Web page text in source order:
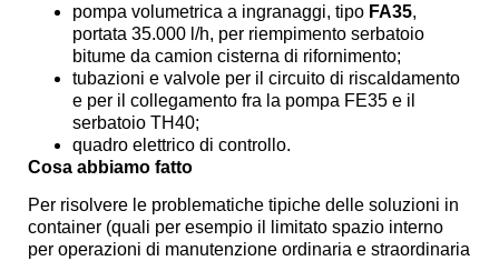
pompa volumetrica a ingranaggi, tipo FA35,
portata 35.000 l/h, per riempimento serbatoio
bitume da camion cisterna di rifornimento;
tubazioni e valvole per il circuito di riscaldamento
e per il collegamento fra la pompa FE35 e il
serbatoio TH40;
quadro elettrico di controllo.
Cosa abbiamo fatto
Per risolvere le problematiche tipiche delle soluzioni in
container (quali per esempio il limitato spazio interno
per operazioni di manutenzione ordinaria e straordinaria